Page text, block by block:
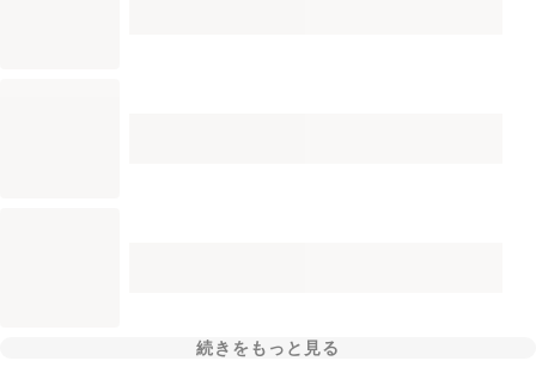
続きをもっと見る